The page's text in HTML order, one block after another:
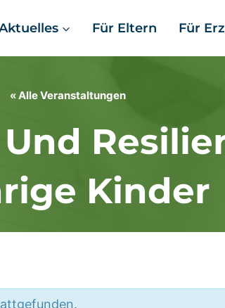
Für Eltern Für
« Alle Veranstaltungen
Kinder